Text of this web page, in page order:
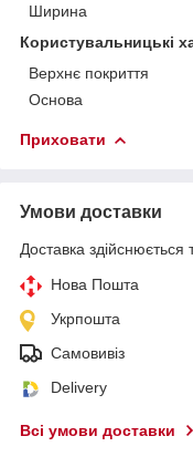
Ширина
Користувальницькі
Верхнє покриття
Основа
Приховати
Умови доставки
Доставка здійснюється
Нова Пошта
Укрпошта
Самовивіз
Delivery
Всі умови доставки